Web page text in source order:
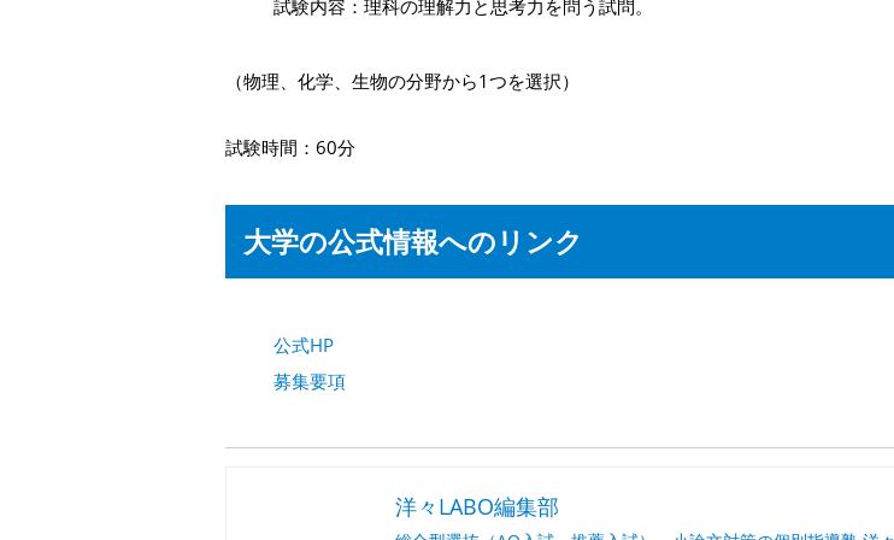
試験内容：理科の理解力と思考力を問う試問。
（物理、化学、生物の分野から1つを選択）
試験時間：60分
大学の公式情報へのリンク
公式HP
募集要項
洋々LABO編集部